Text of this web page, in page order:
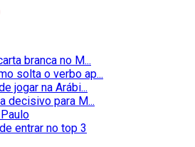
branca no M...
solta o verbo ap...
jogar na Arábi...
decisivo para M...
entrar no top 3